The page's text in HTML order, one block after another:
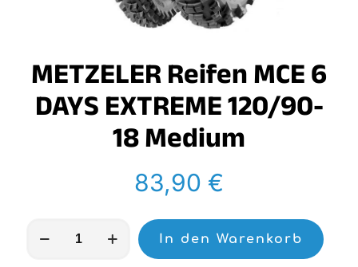
METZELER Reifen MCE 6
DAYS EXTREME 120/90-
18 Medium
83,90 €
Reifen
In den Warenkorb